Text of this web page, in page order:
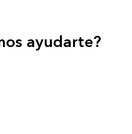
ayudarte?